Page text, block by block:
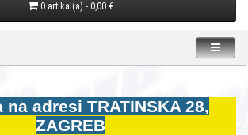
0 artikal(a) - 0,00 €
na adresi TRATINSKA 28,
ZAGREB